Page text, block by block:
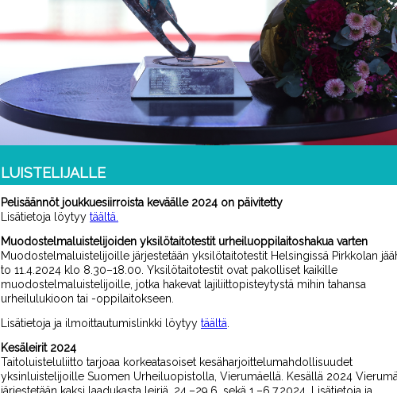
LUISTELIJALLE
Pelisäännöt joukkuesiirroista keväälle 2024 on päivitetty
Lisätietoja löytyy täältä
Muodostelmaluistelijoiden yksilötaitotestit urheiluoppilaitoshakua varten
Muodostelmaluistelijoille järjestetään yksilötaitotestit Helsingissä Pirkkolan
to 11.4.2024 klo 8.30–18.00 Yksilötaitotestit ovat pakolliset kaikille
muodostelmaluistelijoille, jotka hakevat lajiliittopisteytystä mihin tahansa
urheilulukioon tai -oppilaitokseen.
Lisätietoja ja ilmoittautumislinkki löytyy täältä
Kesäleirit 2024
Taitoluisteluliitto tarjoaa korkeatasoiset kesäharjoittelumahdollisuudet
yksinluistelijoille Suomen Urheiluopistolla, Vierumäellä. Kesällä 2024